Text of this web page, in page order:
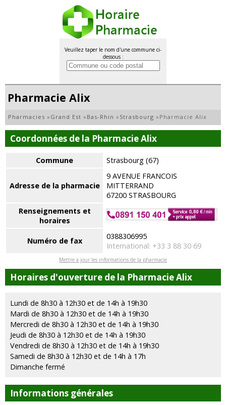
Veuillez taper le nom d'une commune ci-
dessous :
Pharmacie Alix
Pharmacies » Grand Est » Bas-Rhin » Strasbourg » Pharmacie Alix
Coordonnées de la Pharmacie Alix
Commune Strasbourg (67)
Adresse de la pharmacie
9 AVENUE FRANCOIS
MITTERRAND
67200 STRASBOURG
Renseignements et
horaires
Numéro de fax
0388306995
International: +33 3 88 30 69
Mettre à jour les informations de la pharmacie
Horaires d'ouverture de la Pharmacie Alix
Lundi de 8h30 à 12h30 et de 14h à 19h30
Mardi de 8h30 à 12h30 et de 14h à 19h30
Mercredi de 8h30 à 12h30 et de 14h à 19h30
Jeudi de 8h30 à 12h30 et de 14h à 19h30
Vendredi de 8h30 à 12h30 et de 14h à 19h30
Samedi de 8h30 à 12h30 et de 14h à 17h
Dimanche fermé
Informations générales